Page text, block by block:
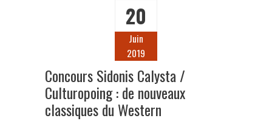
20
Juin
2019
Concours Sidonis Calysta /
Culturopoing : de nouveaux
classiques du Western